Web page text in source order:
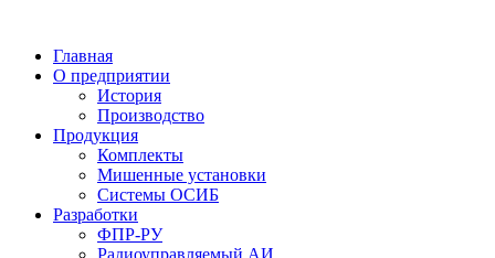
Главная
О предприятии
История
Производство
Продукция
Комплекты
Мишенные установки
Системы ОСИБ
Разработки
ФПР-РУ
Радиоуправляемый АИ